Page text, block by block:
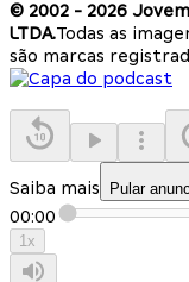
© 2002 - 2026
LTDA.Todas as
são marcas
Saiba mais Pular
00:00
1x